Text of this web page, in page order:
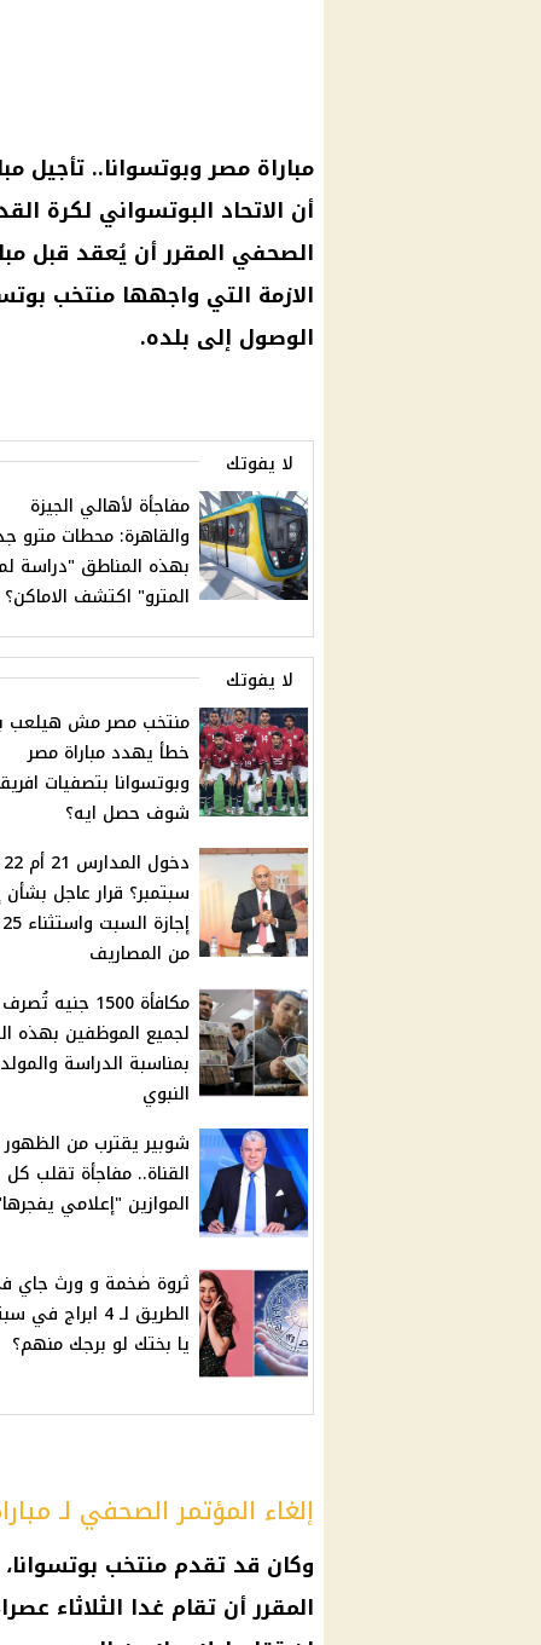
مباراة مصر وبوتسوانا.. تأجيل
أن الاتحاد البوتسواني لكرة
الصحفي المقرر أن يُعقد قبل
الازمة التي واجهها منتخب
الوصول إلى بلده.
لا يفوتك
مفاجأة لأهالي الجيزة
والقاهرة: محطات مترو
بهذه المناطق "دراسة
المترو" اكتشف الاماكن؟
لا يفوتك
منتخب مصر مش هيلعب
خطأ يهدد مباراة مصر
وبوتسوانا بتصفيات
شوف حصل ايه؟
دخول المدارس 21 أم 22
سبتمبر؟ قرار عاجل بشأن
من المصاريف
مكافأة 1500 جنيه تُصرف
لجميع الموظفين بهذه
بمناسبة الدراسة والمولد
النبوي
شوبير يقترب من
القناة.. مفاجأة تقلب كل
الموازين "إعلامي
ثروة ضخمة و ورث جاي
الطريق لـ 4 ابراج
يا بختك لو برجك منهم؟
إلغاء المؤتمر الصحفي لـ
وكان قد تقدم منتخب
المقرر أن تقام غدا الثلاثاء